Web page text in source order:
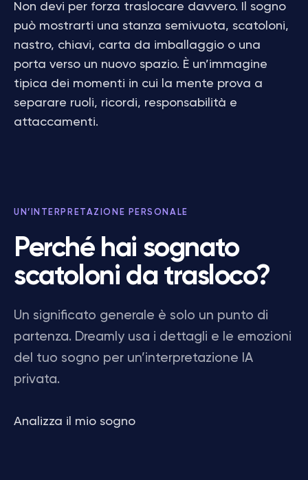
Non devi per forza traslocare davvero. Il sogno
può mostrarti una stanza semivuota, scatoloni,
nastro, chiavi, carta da imballaggio o una
porta verso un nuovo spazio. È un’immagine
tipica dei momenti in cui la mente prova a
separare ruoli, ricordi, responsabilità e
attaccamenti.
UN’INTERPRETAZIONE PERSONALE
Perché hai sognato
scatoloni da trasloco?
Un significato generale è solo un punto di
partenza. Dreamly usa i dettagli e le emozioni
del tuo sogno per un’interpretazione IA
privata.
Analizza il mio sogno